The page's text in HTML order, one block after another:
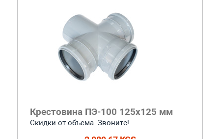
Крестовина ПЭ-100 125x125 мм
Скидки от объема. Звоните!